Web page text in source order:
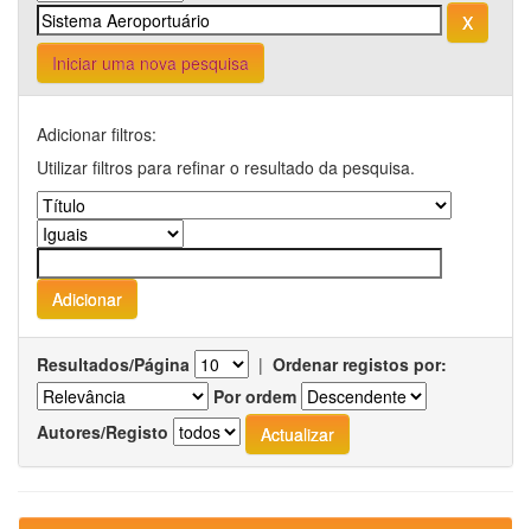
Iniciar uma nova pesquisa
Adicionar filtros:
Utilizar filtros para refinar o resultado da pesquisa.
Resultados/Página | Ordenar registos por:
Por ordem
Autores/Registo